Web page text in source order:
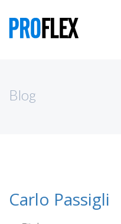
Blog
Carlo Passigli